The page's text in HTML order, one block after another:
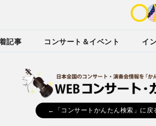
記事 コンサート＆イベント イ
←「コンサートかんたん検索」に戻